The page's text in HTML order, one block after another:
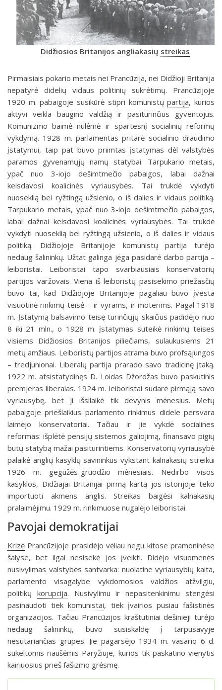
Didžiosios Britanijos angliakasių streikas
Pirmaisiais pokario metais nei Prancūzija, nei Didžioji Britanija
nepatyrė didelių vidaus politinių sukrėtimų. Prancūzijoje
1920 m. pabaigoje susikūrė stipri komunistųpartija, kurios
aktyvi veikla baugino valdžią ir pasiturinčius gyventojus.
Komunizmo baimė nulėmė ir spartesnį socialinių reformų
vykdymą. 1928 m. parlamentas pritarė socialinio draudimo
įstatymui, taip pat buvo priimtas įstatymas dėl valstybės
paramos gyvenamųjų namų statybai. Tarpukario metais,
ypač nuo 3-iojo dešimtmečio pabaigos, labai dažnai
keisdavosi koalicinės vyriausybės. Tai trukdė vykdyti
nuoseklią bei ryžtingą užsienio, o iš dalies ir vidaus politiką.
Tarpukario metais, ypač nuo 3-iojo dešimtmečio pabaigos,
labai dažnai keisdavosi koalicinės vyriausybės. Tai trukdė
vykdyti nuoseklią bei ryžtingą užsienio, o iš dalies ir vidaus
politiką. Didžiojoje Britanijoje komunistų partija turėjo
nedaug šalininkų. Užtat galinga jėga pasidarė darbo partija –
leiboristai. Leiboristai tapo svarbiausiais konservatorių
partijos varžovais. Viena iš leiboristų pasisekimo priežasčių
buvo tai, kad Didžiojoje Britanijoje pagaliau buvo įvesta
visuotinė rinkimų teisė – ir vyrams, ir moterims. Pagal 1918
m. Įstatymą balsavimo teisę turinčiųjų skaičius padidėjo nuo
8 iki 21 mln., o 1928 m. įstatymas suteikė rinkimų teises
visiems Didžiosios Britanijos piliečiams, sulaukusiems 21
metų amžiaus. Leiboristų partijos atrama buvo profsąjungos
– tredjunionai. Liberalų partija prarado savo tradicinę įtaką.
1922 m. atsistatydinęs D. Loidas Džordžas buvo paskutinis
premjeras liberalas. 1924 m. leiboristai sudarė pirmąją savo
vyriausybę, bet ji išsilaikė tik devynis mėnesius. Metų
pabaigoje priešlaikius parlamento rinkimus didele persvara
laimėjo konservatoriai. Tačiau ir jie vykdė socialines
reformas: išplėtė pensijų sistemos galiojimą, finansavo pigių
butų statybą mažai pasiturintiems. Konservatorių vyriausybė
palaikė anglių kasyklų savininkus vykstant kalnakasių streikui
1926 m. gegužės-gruodžio mėnesiais. Nedirbo visos
kasyklos, Didžiajai Britanijai pirmą kartą jos istorijoje teko
importuoti akmens anglis. Streikas baigėsi kalnakasių
pralaimėjimu. 1929 m. rinkimuose nugalėjo leiboristai.
Pavojai demokratijai
Krizė Prancūzijoje prasidėjo vėliau negu kitose pramoninėse
šalyse, bet ilgai nesisekė jos įveikti. Didėjo visuomenės
nusivylimas valstybės santvarka: nuolatine vyriausybių kaita,
parlamento visagalybe vykdomosios valdžios atžvilgiu,
politikų korupcija. Nusivylimu ir nepasitenkinimu stengėsi
pasinaudoti tiekkomunistai, tiek įvairios pusiau fašistinės
organizacijos. Tačiau Prancūzijos kraštutiniai dešinieji turėjo
nedaug šalininkų, buvo susiskaldę į tarpusavyje
nesutariančias grupes. Jie pagarsėjo 1934 m. vasario 6 d.
sukeltomis riaušėmis Paryžiuje, kurios tik paskatino vienytis
kairiuosius prieš fašizmo grėsmę.